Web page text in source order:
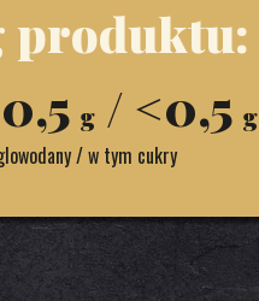
produktu:
g/ <0,5 g
/ w tym cukry